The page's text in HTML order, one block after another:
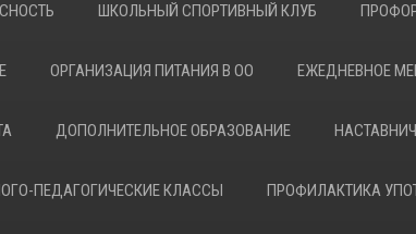
ШКОЛЬНЫЙ СПОРТИВНЫЙ КЛУБ
ОРГАНИЗАЦИЯ ПИТАНИЯ В ОО ЕЖЕДНЕВНОЕ
ДОПОЛНИТЕЛЬНОЕ ОБРАЗОВАНИЕ
ПЕДАГОГИЧЕСКИЕ КЛАССЫ ПРОФИЛАКТИКА